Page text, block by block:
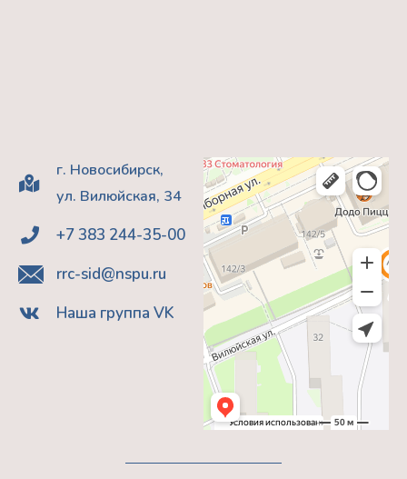
г. Новосибирск,
ул. Вилюйская, 34
+7 383 244-35-00
rrc-sid@nspu.ru
Наша группа VK